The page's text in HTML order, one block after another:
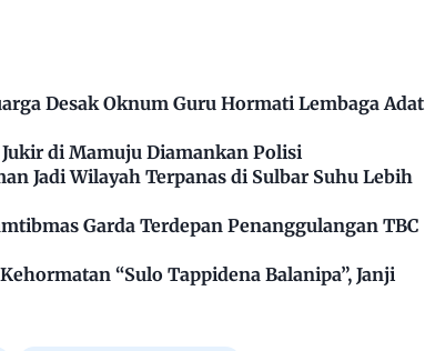
Desak Oknum Guru Hormati Lembaga Adat
di Mamuju Diamankan Polisi
Jadi Wilayah Terpanas di Sulbar Suhu Lebih
Garda Terdepan Penanggulangan TBC
“Sulo Tappidena Balanipa”, Janji